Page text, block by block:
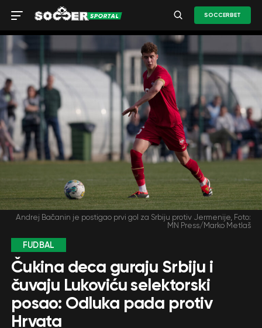
SOCCERBET
Andrej Bačanin je postigao prvi gol za Srbiju protiv Jermenije, Foto:
MN Press/Marko Metlaš
FUDBAL
Čukina deca guraju Srbiju i
čuvaju Lukoviću selektorski
posao: Odluka pada protiv
Hrvata